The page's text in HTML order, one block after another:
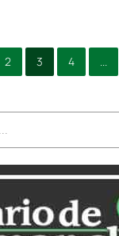
2 3 4 ...